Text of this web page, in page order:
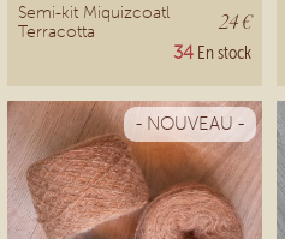
Semi-kit Miquizcoatl
Terracotta
24 €
34 En stock
- NOUVEAU -